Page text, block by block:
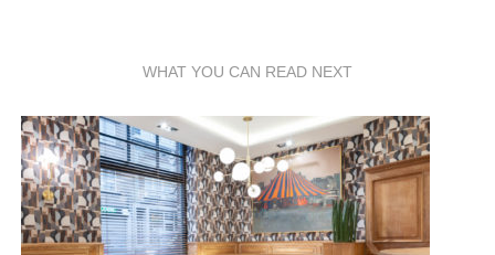
WHAT YOU CAN READ NEXT